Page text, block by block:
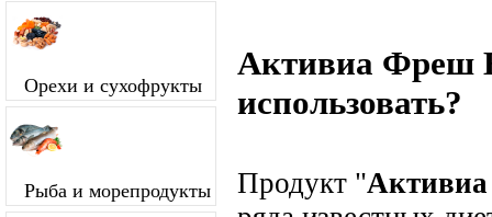
Орехи и сухофрукты
Рыба и морепродукты
Активиа Фреш
использовать?
Продукт "